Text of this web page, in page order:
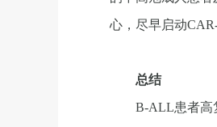
心，尽早启动
总结
B-ALL患者高